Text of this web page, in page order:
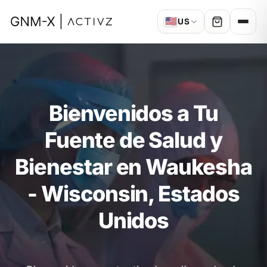
🇺🇸US
Bienvenidos a Tu
Fuente de Salud y
Bienestar en Waukesha
- Wisconsin, Estados
Unidos